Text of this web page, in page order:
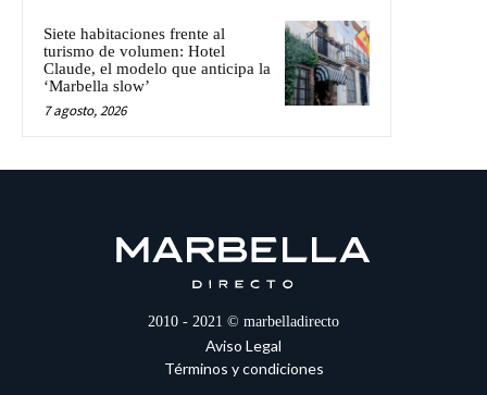
Siete habitaciones frente al
turismo de volumen: Hotel
Claude, el modelo que anticipa la
‘Marbella slow’
7 agosto, 2026
2010 - 2021 © marbelladirecto
Aviso Legal
Términos y condiciones